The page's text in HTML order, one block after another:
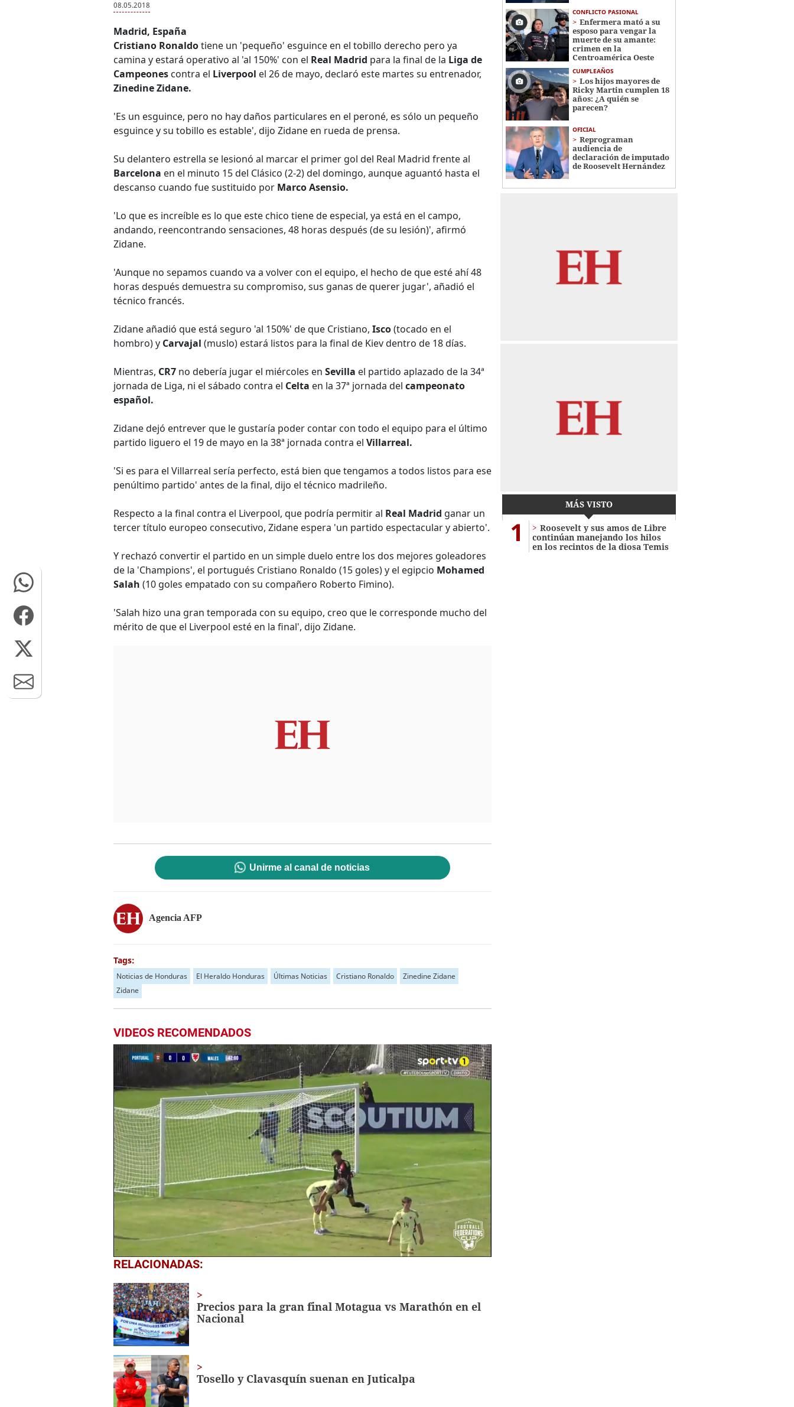
08.05.2018
Madrid, España
Cristiano Ronaldotiene un 'pequeño' esguince en el tobillo derecho pero ya
camina y estará operativo al 'al 150%' con el Real Madrid para la final de la Liga de
Campeones contra el Liverpool el 26 de mayo, declaró este martes su entrenador,
Zinedine Zidane.
'Es un esguince, pero no hay daños particulares en el peroné, es sólo un pequeño
esguince y su tobillo es estable', dijo Zidane en rueda de prensa.
Su delantero estrella se lesionó al marcar el primer gol del Real Madrid frente al
Barcelona en el minuto 15 del Clásico (2-2) del domingo, aunque aguantó hasta el
descanso cuando fue sustituido por Marco Asensio.
'Lo que es increíble es lo que este chico tiene de especial, ya está en el campo,
andando, reencontrando sensaciones, 48 horas después (de su lesión)', afirmó
Zidane.
'Aunque no sepamos cuando va a volver con el equipo, el hecho de que esté ahí 48
horas después demuestra su compromiso, sus ganas de querer jugar', añadió el
técnico francés.
Zidane añadió que está seguro 'al 150%' de que Cristiano, Isco(tocado en el
hombro) y Carvajal (muslo) estará listos para la final de Kiev dentro de 18 días.
Mientras, CR7 no debería jugar el miércoles en Sevilla el partido aplazado de la 34ª
jornada de Liga, ni el sábado contra el Celta en la 37ª jornada del campeonato
español.
Zidane dejó entrever que le gustaría poder contar con todo el equipo para el último
partido liguero el 19 de mayo en la 38ª jornada contra el Villarreal.
'Si es para el Villarreal sería perfecto, está bien que tengamos a todos listos para ese
penúltimo partido' antes de la final, dijo el técnico madrileño.
Respecto a la final contra el Liverpool, que podría permitir al Real Madrid ganar un
tercer título europeo consecutivo, Zidane espera 'un partido espectacular y abierto'.
Y rechazó convertir el partido en un simple duelo entre los dos mejores goleadores
de la 'Champions', el portugués Cristiano Ronaldo (15 goles) y el egipcio Mohamed
Salah (10 goles empatado con su compañero Roberto Fimino).
'Salah hizo una gran temporada con su equipo, creo que le corresponde mucho del
mérito de que el Liverpool esté en la final', dijo Zidane.
Unirme al canal de noticias
Agencia AFP
Tags:
Noticias de Honduras El Heraldo Honduras Últimas Noticias Cristiano Ronaldo
Zinedine Zidane
Zidane
VIDEOS RECOMENDADOS
0
seconds
52
secondsVolume
0%
RELACIONADAS:
Precios para la gran final Motagua vs Marathón en el
Nacional
Tosello y Clavasquín suenan en Juticalpa
CONFLICTO PASIONAL
Enfermera mató a su
esposo para vengar la
muerte de su amante:
crimen en la
Centroamérica Oeste
CUMPLEAÑOS
Los hijos mayores de
Ricky Martin cumplen 18
años: ¿A quién se
parecen?
OFICIAL
Reprograman
audiencia de
declaración de imputado
de Roosevelt Hernández
MÁS VISTO
1
Roosevelt y sus amos de Libre
continúan manejando los hilos
en los recintos de la diosa Temis